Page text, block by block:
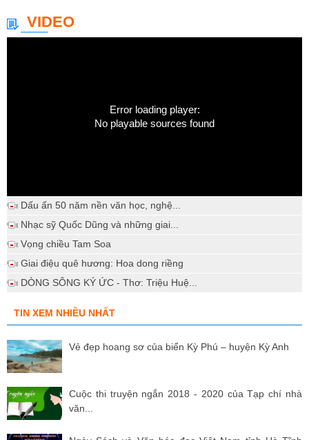
VIDEO
Error loading player:
No playable sources found
Dấu ấn 50 năm nền văn học, nghệ...
Nhạc sỹ Quốc Dũng và những giai...
Vọng chiều Tam Soa
Giai điệu quê hương: Hoa dong riềng
DÒNG SÔNG KÝ ỨC - Thơ: Triệu Huệ...
TIN XEM NHIỀU NHẤT
Vẻ đẹp hoang sơ của biển Kỳ Phú – huyện Kỳ Anh
Cuộc thi truyện ngắn 2018 - 2020 của Tạp chí nhà
văn...